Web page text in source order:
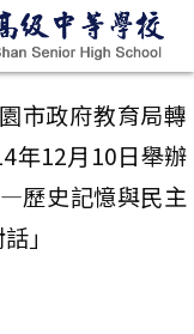
市政府教育局轉
年12月10日舉辦
—歷史記憶與民主
」